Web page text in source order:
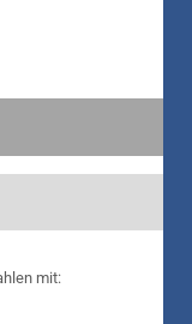
mit: